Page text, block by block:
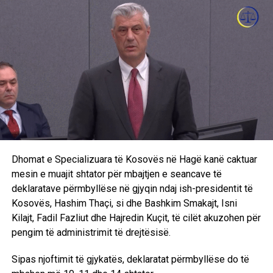
Kurti sa ishte në opozitë. Madje, ia përmend edhe kritikat
që i kishin adresuar në momentin kur ishte dënuar
“Kjo e bënë edhe më të rëndë dhe më të pakuptueshme
këtë deklaratë të Kurtit. Momentin që u ulë në karrigen e
kryeministrit siç duket i ka harruar të gjitha ato çfarë kanë
ndodhur më herët dhe tani po mundohet me veprime për
mendimin tim perfide, të përfitojë zemrat e qytetarëve
Vetëvendosje ka ndryshuar së bashku me kryeministrin
Albin Kurti.
RELATED TOPICS: LDK VV SHQIPE PANTINA
​Inflacioni mesatar i Italisë arrin nivelin më të lartë të
37 vjetëve në 2022
Dhomat e Specializuara të Kosovës në Hagë kanë caktuar
mesin e muajit shtator për mbajtjen e seancave të
deklaratave përmbyllëse në gjyqin ndaj ish-presidentit të
Kosovës, Hashim Thaçi, si dhe Bashkim Smakajt, Isni
Kilajt, Fadil Fazliut dhe Hajredin Kuçit, të cilët akuzohen për
pengim të administrimit të drejtësisë.
Sipas njoftimit të gjykatës, deklaratat përmbyllëse do të